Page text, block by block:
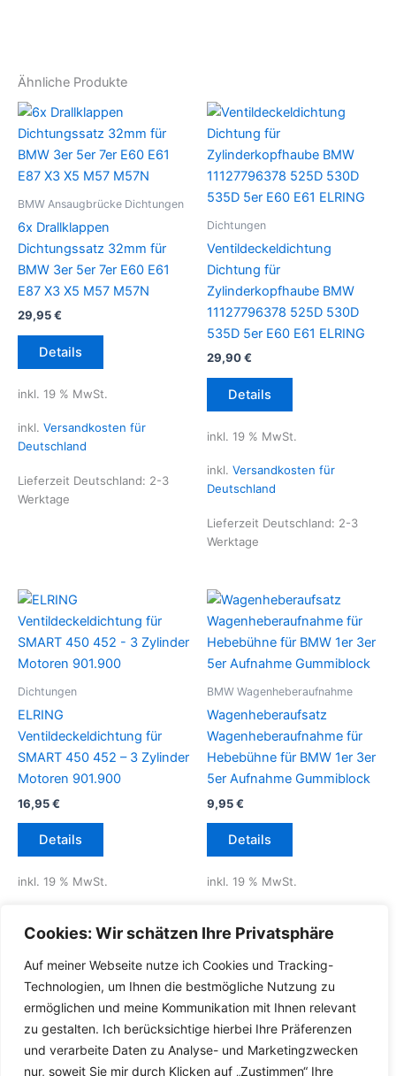
Cookies: Wir schätzen Ihre Privatsphäre
Auf meiner Webseite nutze ich Cookies und Tracking-
Technologien, um Ihnen die bestmögliche Nutzung zu
ermöglichen und meine Kommunikation mit Ihnen relevant
zu gestalten. Ich berücksichtige hierbei Ihre Präferenzen
und verarbeite Daten zu Analyse- und Marketingzwecken
nur, soweit Sie mir durch Klicken auf „Zustimmen“ Ihre
Ähnliche Produkte
BMW Ansaugbrücke Dichtungen
6x Drallklappen
Dichtungssatz 32mm für
BMW 3er 5er 7er E60 E61
E87 X3 X5 M57 M57N
29,95€
Details
inkl. 19 % MwSt.
inkl. Versandkosten für
Deutschland
Lieferzeit Deutschland: 2-3
Werktage
Dichtungen
Ventildeckeldichtung
Dichtung für
Zylinderkopfhaube BMW
11127796378 525D 530D
535D 5er E60 E61 ELRING
29,90€
Details
inkl. 19 % MwSt.
inkl. Versandkosten für
Deutschland
Lieferzeit Deutschland: 2-3
Werktage
Dichtungen
ELRING
Ventildeckeldichtung für
SMART 450 452 – 3 Zylinder
Motoren 901.900
16,95€
Details
inkl. 19 % MwSt.
Deutschland
Lieferzeit Deutschland:2-3
Werktage
BMW Wagenheberaufnahme
Wagenheberaufsatz
Wagenheberaufnahme für
Hebebühne für BMW 1er 3er
5er Aufnahme Gummiblock
9,95€
Details
inkl. 19 % MwSt.
Deutschland
Lieferzeit Deutschland:
Werktage